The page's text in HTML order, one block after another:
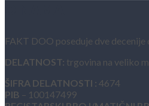
FAKT DOO poseduje dve
DELATNOST: trgovina na veliko
ŠIFRA DELATNOSTI : 4674
PIB – 100147499